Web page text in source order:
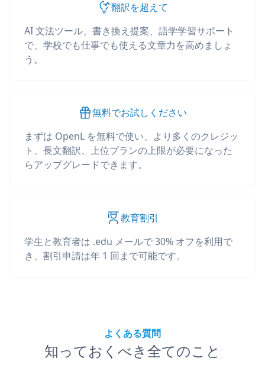
翻訳を超えて
AI 文法ツール、書き換え提案、語学学習サポート
で、学校でも仕事でも使える文章力を高めましょ
う。
無料でお試しください
まずは OpenL を無料で使い、より多くのクレジッ
ト、長文翻訳、上位プランの上限が必要になった
らアップグレードできます。
教育割引
学生と教育者は .edu メールで 30% オフを利用で
き、割引申請は年 1 回まで可能です。
よくある質問
知っておくべき全てのこと